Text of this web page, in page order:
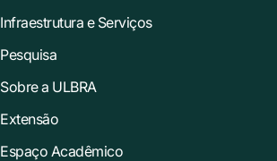
Infraestrutura e Serviços
Pesquisa
Sobre a ULBRA
Extensão
Espaço Acadêmico